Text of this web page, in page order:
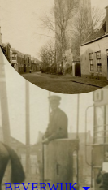
BEVERWIJK